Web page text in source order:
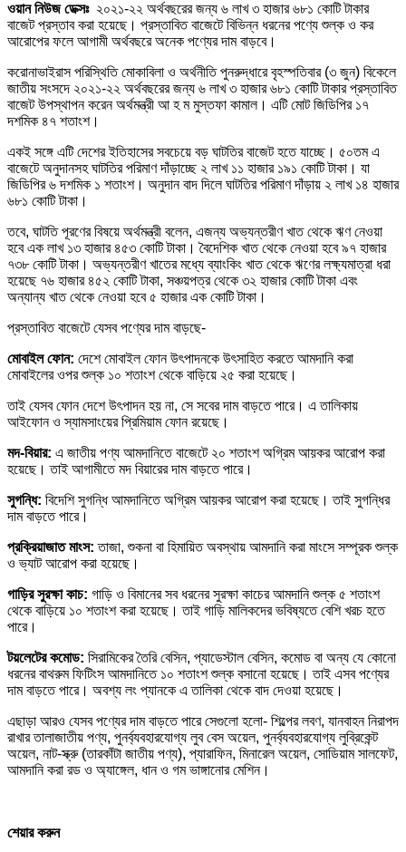
ওয়ান নিউজ ডেক্সঃ ২০২১-২২ অর্থবছরের জন্য ৬ লাখ ৩ হাজার ৬৮১ কোটি টাকার
বাজেট প্রস্তাব করা হয়েছে। প্রস্তাবিত বাজেটে বিভিন্ন ধরনের পণ্যে শুল্ক ও কর
আরোপের ফলে আগামী অর্থবছরে অনেক পণ্যের দাম বাড়বে।
করোনাভাইরাস পরিস্থিতি মোকাবিলা ও অর্থনীতি পুনরুদ্ধারে বৃহস্পতিবার (৩ জুন) বিকেলে
জাতীয় সংসদে ২০২১-২২ অর্থবছরের জন্য ৬ লাখ ৩ হাজার ৬৮১ কোটি টাকার প্রস্তাবিত
বাজেট উপস্থাপন করেন অর্থমন্ত্রী আ হ ম মুস্তফা কামাল। এটি মোট জিডিপির ১৭
দশমিক ৪৭ শতাংশ।
একই সঙ্গে এটি দেশের ইতিহাসের সবচেয়ে বড় ঘাটতির বাজেট হতে যাচ্ছে। ৫০তম এ
বাজেটে অনুদানসহ ঘাটতির পরিমাণ দাঁড়াচ্ছে ২ লাখ ১১ হাজার ১৯১ কোটি টাকা। যা
জিডিপির ৬ দশমিক ১ শতাংশ। অনুদান বাদ দিলে ঘাটতির পরিমাণ দাঁড়ায় ২ লাখ ১৪ হাজার
৬৮১ কোটি টাকা।
তবে, ঘাটতি পূরণের বিষয়ে অর্থমন্ত্রী বলেন, এজন্য অভ্যন্তরীণ খাত থেকে ঋণ নেওয়া
হবে এক লাখ ১৩ হাজার ৪৫৩ কোটি টাকা। বৈদেশিক খাত থেকে নেওয়া হবে ৯৭ হাজার
৭৩৮ কোটি টাকা। অভ্যন্তরীণ খাতের মধ্যে ব্যাংকিং খাত থেকে ঋণের লক্ষ্যমাত্রা ধরা
হয়েছে ৭৬ হাজার ৪৫২ কোটি টাকা, সঞ্চয়পত্র থেকে ৩২ হাজার কোটি টাকা এবং
অন্যান্য খাত থেকে নেওয়া হবে ৫ হাজার এক কোটি টাকা।
প্রস্তাবিত বাজেটে যেসব পণ্যের দাম বাড়ছে-
মোবাইল ফোন: দেশে মোবাইল ফোন উৎপাদনকে উৎসাহিত করতে আমদানি করা
মোবাইলের ওপর শুল্ক ১০ শতাংশ থেকে বাড়িয়ে ২৫ করা হয়েছে।
তাই যেসব ফোন দেশে উৎপাদন হয় না, সে সবের দাম বাড়তে পারে। এ তালিকায়
আইফোন ও স্যামসাংয়ের প্রিমিয়াম ফোন রয়েছে।
মদ-বিয়ার: এ জাতীয় পণ্য আমদানিতে বাজেটে ২০ শতাংশ অগ্রিম আয়কর আরোপ করা
হয়েছে। তাই আগামীতে মদ বিয়ারের দাম বাড়তে পারে।
সুগন্ধি: বিদেশি সুগন্ধি আমদানিতে অগ্রিম আয়কর আরোপ করা হয়েছে। তাই সুগন্ধির
দাম বাড়তে পারে।
প্রক্রিয়াজাত মাংস: তাজা, শুকনা বা হিমায়িত অবস্থায় আমদানি করা মাংসে সম্পূরক শুল্ক
ও ভ্যাট আরোপ করা হয়েছে।
গাড়ির সুরক্ষা কাচ: গাড়ি ও বিমানের সব ধরনের সুরক্ষা কাচের আমদানি শুল্ক ৫ শতাংশ
থেকে বাড়িয়ে ১০ শতাংশ করা হয়েছে। তাই গাড়ি মালিকদের ভবিষ্যতে বেশি খরচ হতে
পারে।
টয়লেটের কমোড: সিরামিকের তৈরি বেসিন, প্যাডেস্টাল বেসিন, কমোড বা অন্য যে কোনো
ধরনের বাথরুম ফিটিংস আমদানিতে ১০ শতাংশ শুল্ক বসানো হয়েছে। তাই এসব পণ্যের
দাম বাড়তে পারে। অবশ্য লং প্যানকে এ তালিকা থেকে বাদ দেওয়া হয়েছে।
এছাড়া আরও যেসব পণ্যের দাম বাড়তে পারে সেগুলো হলো- শিল্পের লবণ, যানবাহন নিরাপদ
রাখার তালাজাতীয় পণ্য, পুনর্ব্যবহারযোগ্য লুব বেস অয়েল, পুনর্ব্যবহারযোগ্য লুব্রিকেন্ট
অয়েল, নাট-স্ক্রু (তারকাঁটা জাতীয় পণ্য), প্যারাফিন, মিনারেল অয়েল, সোডিয়াম সালফেট,
আমদানি করা রড ও অ্যাঙ্গেল, ধান ও গম ভাঙ্গানোর মেশিন।
শেয়ার করুন